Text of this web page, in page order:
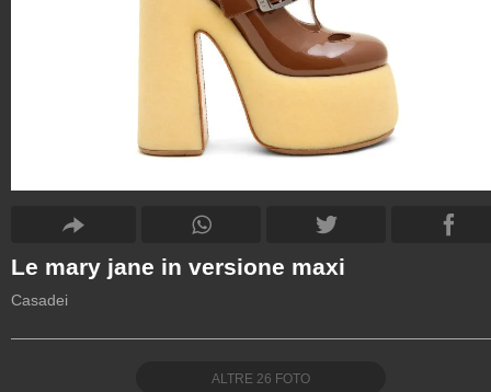
Le mary jane in versione maxi
Casadei
ALTRE 26 FOTO